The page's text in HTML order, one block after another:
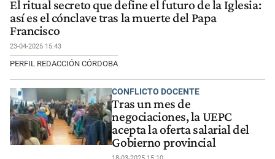
El ritual secreto que define el futuro de la Iglesia:
así es el cónclave tras la muerte del Papa
Francisco
23-04-2025 15:43
PERFIL REDACCIÓN CÓRDOBA
CONFLICTO DOCENTE
Tras un mes de
negociaciones, la UEPC
acepta la oferta salarial del
Gobierno provincial